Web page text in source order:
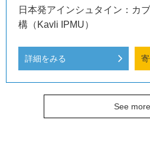
日本発アインシュタイン：カ
構（Kavli IPMU）
詳細をみる
See more